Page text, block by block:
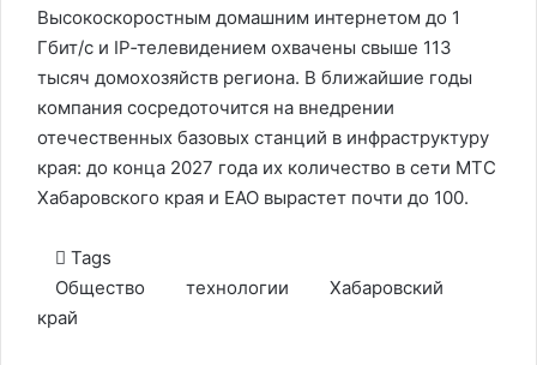
Высокоскоростным домашним интернетом до 1
Гбит/с и IP‑телевидением охвачены свыше 113
тысяч домохозяйств региона. В ближайшие годы
компания сосредоточится на внедрении
отечественных базовых станций в инфраструктуру
края: до конца 2027 года их количество в сети МТС
Хабаровского края и ЕАО вырастет почти до 100.
Tags
Общество
технологии
Хабаровский
край